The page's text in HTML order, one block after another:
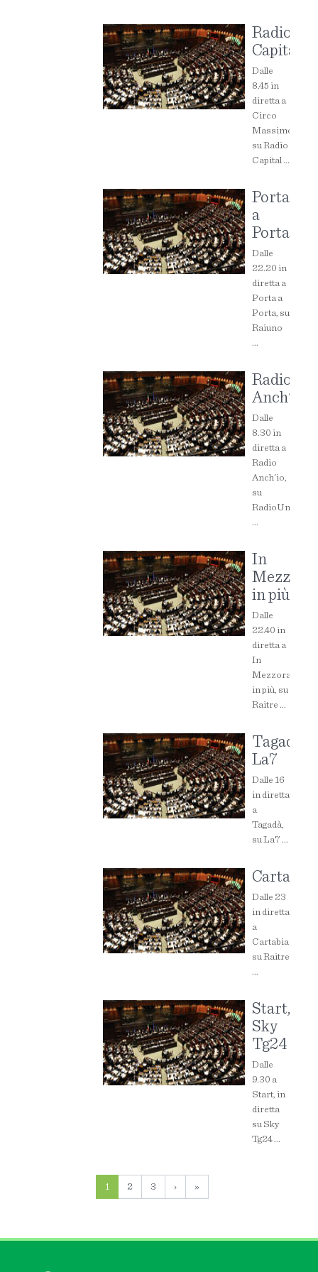
Radio
Capital
Dalle
8.45 in
diretta a
Circo
Massimo
su Radio
Capital ...
Porta
a
Porta
Dalle
22.20 in
diretta a
Porta a
Porta, su
Raiuno
...
Radio
Anch'io
Dalle
8.30 in
diretta a
Radio
Anch'io,
su
RadioUno
...
In
Mezzora
in più
Dalle
22.40 in
diretta a
In
Mezzora
in più, su
Raitre ...
Tagadà,
La7
Dalle 16
in diretta
a
Tagadà,
su La7 ...
Dalle 23
in diretta
a
Cartabianca,
su Raitre
...
Start,
Sky
Tg24
Dalle
9.30 a
Start, in
diretta
su Sky
Tg24 ...
1 2 3 › »